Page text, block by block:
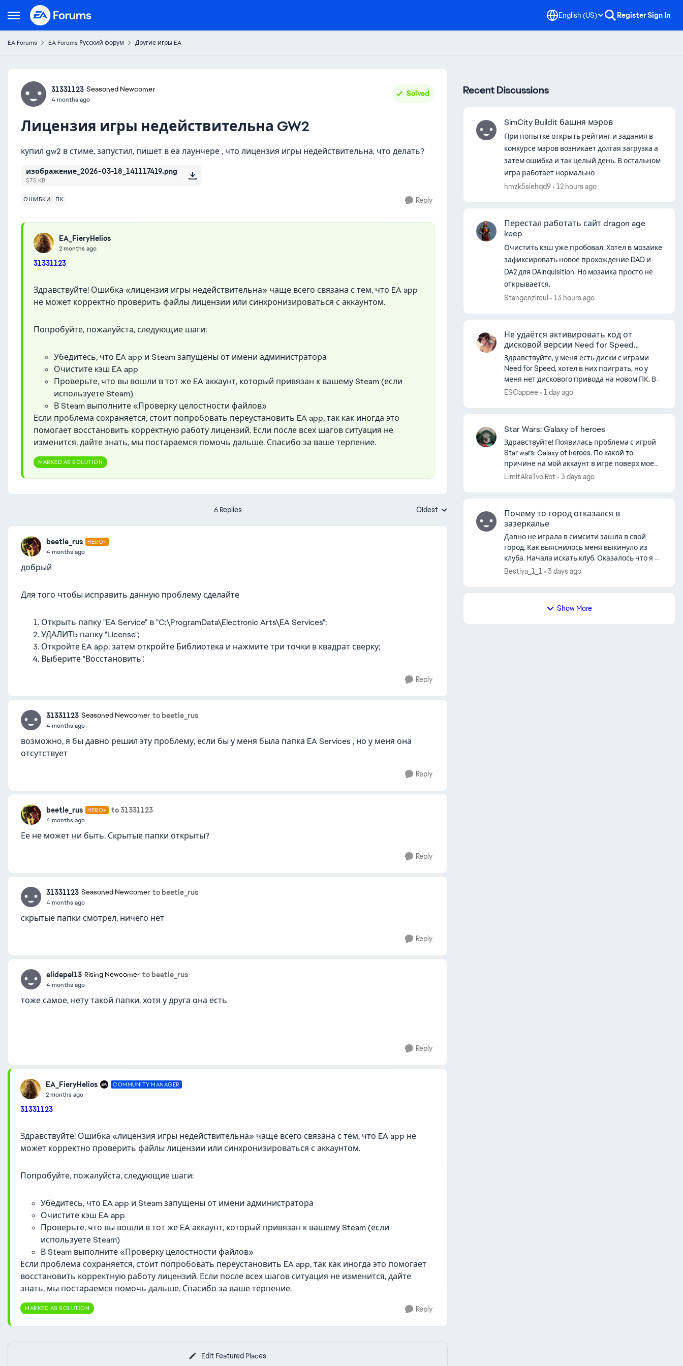
Open Side Menu
Skip to content English (US) RegisterSign In
EA Forums EA Forums Русский форум Другие игры EA
Forum Discussion
31331123 Seasoned Newcomer
4 months ago
Solved
Лицензия игры недействительна GW2
купил gw2 в стиме, запустил, пишет в еа лаунчере , что лицензия игры недействительна, что делать?
изображение_2026-03-18_141117419.png
575 KB
ОШИБКИ ПК Reply
EA_FieryHelios
2 months ago
31331123
Здравствуйте! Ошибка «лицензия игры недействительна» чаще всего связана с тем, что EA app
не может корректно проверить файлы лицензии или синхронизироваться с аккаунтом.
Попробуйте, пожалуйста, следующие шаги:
Убедитесь, что EA app и Steam запущены от имени администратора
Очистите кэш EA app
Проверьте, что вы вошли в тот же EA аккаунт, который привязан к вашему Steam (если
используете Steam)
В Steam выполните «Проверку целостности файлов»
Если проблема сохраняется, стоит попробовать переустановить EA app, так как иногда это
помогает восстановить корректную работу лицензий. Если после всех шагов ситуация не
изменится, дайте знать, мы постараемся помочь дальше. Спасибо за ваше терпение.
MARKED AS SOLUTION
6 Replies Replies sorted by
Oldest
beetle_rus HERO+
4 months ago
добрый
Для того чтобы исправить данную проблему сделайте
Открыть папку "EA Service" в "C:\ProgramData\Electronic Arts\EA Services";
УДАЛИТЬ папку "License";
Откройте EA app, затем откройте Библиотека и нажмите три точки в квадрат сверку;
Выберите "Восстановить".
Reply
31331123 Seasoned Newcomer to beetle_rus
4 months ago
возможно, я бы давно решил эту проблему, если бы у меня была папка EA Services , но у меня она
отсутствует
Reply
beetle_rus HERO+ to 31331123
4 months ago
Ее не может ни быть. Скрытые папки открыты?
Reply
31331123 Seasoned Newcomer to beetle_rus
4 months ago
скрытые папки смотрел, ничего нет
Reply
elidepel13 Rising Newcomer to beetle_rus
4 months ago
тоже самое, нету такой папки, хотя у друга она есть
Reply
EA_FieryHelios COMMUNITY MANAGER
2 months ago
31331123
Здравствуйте! Ошибка «лицензия игры недействительна» чаще всего связана с тем, что EA app не
может корректно проверить файлы лицензии или синхронизироваться с аккаунтом.
Попробуйте, пожалуйста, следующие шаги:
Убедитесь, что EA app и Steam запущены от имени администратора
Очистите кэш EA app
Проверьте, что вы вошли в тот же EA аккаунт, который привязан к вашему Steam (если
используете Steam)
В Steam выполните «Проверку целостности файлов»
Если проблема сохраняется, стоит попробовать переустановить EA app, так как иногда это помогает
восстановить корректную работу лицензий. Если после всех шагов ситуация не изменится, дайте
знать, мы постараемся помочь дальше. Спасибо за ваше терпение.
MARKED AS SOLUTION Reply
Edit Featured Places
Recent Discussions
SimCity Buildit башня мэров
При попытке открыть рейтинг и задания в
конкурсе мэров возникает долгая загрузка а
затем ошибка и так целый день. В остальном
игра работает нормально
hmzk5siehqd9
12 hours ago
Перестал работать сайт dragon age
keep
Очистить кэш уже пробовал. Хотел в мозаике
зафиксировать новое прохождение DAO и
DA2 для DAInquisition. Но мозаика просто не
открывается.
Stangenzircul
13 hours ago
Не удаётся активировать код от
дисковой версии Need for Speed
ProStreet
Здравствуйте, у меня есть диски с играми
Need for Speed, хотел в них поиграть, но у
меня нет дискового привода на новом ПК. В
интернете узнал, что можно активировать
ESCappee 1 day ago
Star Wars: Galaxy of heroes
Здравствуйте! Появилась проблема с игрой
Star wars: Galaxy of heroes. По какой то
причине на мой аккаунт в игре поверх моей
почты привязалась почта друга. И теперь я
LimitAkaTvoiRot 3 days ago
Почему то город отказался в
зазеркалье
Давно не играла в симсити зашла в свой
город. Как выяснилось меня выкинуло из
клуба. Начала искать клуб. Оказалось что я в
зз. Город очень давно создан. Ещё до всех
Bestiya_1_1 3 days ago
Show More